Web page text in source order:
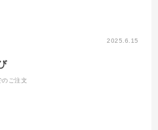
2025.6.15
のご注文